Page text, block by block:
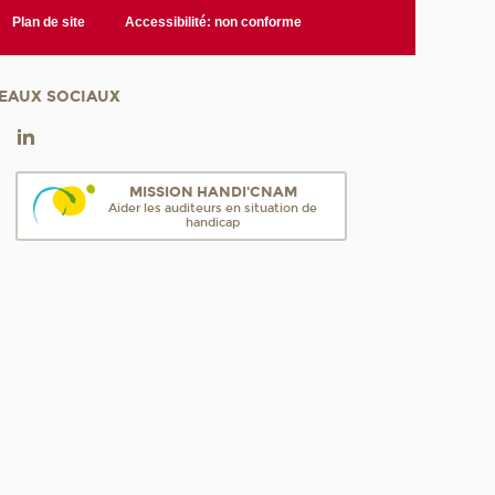
Plan de site Accessibilité: non conforme
SOCIAUX
MISSION HANDI'CNAM
Aider les auditeurs en situation de
handicap